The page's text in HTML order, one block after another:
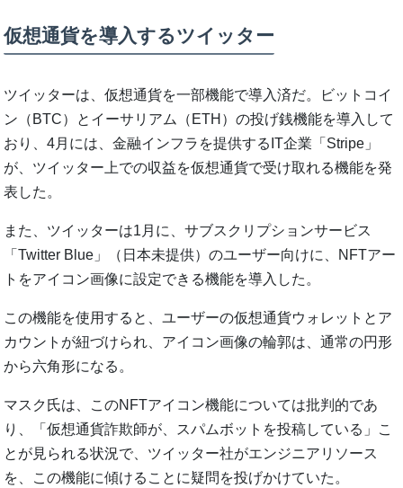
仮想通貨を導入するツイッター
ツイッターは、仮想通貨を一部機能で導入済だ。ビットコイ
ン（BTC）とイーサリアム（ETH）の投げ銭機能を導入して
おり、4月には、金融インフラを提供するIT企業「Stripe」
が、ツイッター上での収益を仮想通貨で受け取れる機能を発
表した。
また、ツイッターは1月に、サブスクリプションサービス
「Twitter Blue」（日本未提供）のユーザー向けに、NFTアー
トをアイコン画像に設定できる機能を導入した。
この機能を使用すると、ユーザーの仮想通貨ウォレットとア
カウントが紐づけられ、アイコン画像の輪郭は、通常の円形
から六角形になる。
マスク氏は、このNFTアイコン機能については批判的であ
り、「仮想通貨詐欺師が、スパムボットを投稿している」こ
とが見られる状況で、ツイッター社がエンジニアリソース
を、この機能に傾けることに疑問を投げかけていた。